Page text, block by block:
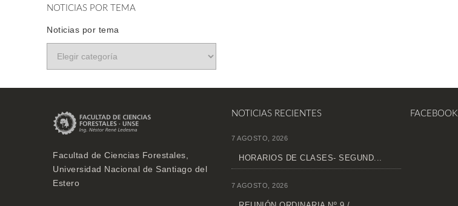
NOTICIAS POR TEMA
Noticias por tema
Facultad de Ciencias Forestales,
Universidad Nacional de Santiago del
Estero
NOTICIAS RECIENTES
7 AGOSTO, 2026
HORARIOS DE CLASES- SEGUND...
7 AGOSTO, 2026
FACEBOOK